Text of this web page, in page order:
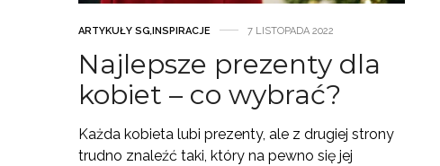
ARTYKUŁY SG,INSPIRACJE 7 LISTOPADA 2022
Najlepsze prezenty dla
kobiet – co wybrać?
Każda kobieta lubi prezenty, ale z drugiej strony
trudno znaleźć taki, który na pewno się jej